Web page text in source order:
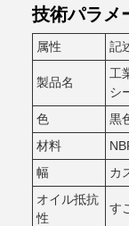
技術パラメ
属性 記
製品名
工
シ
色
黒
材料
幅
カ
オイル抵抗
性
す